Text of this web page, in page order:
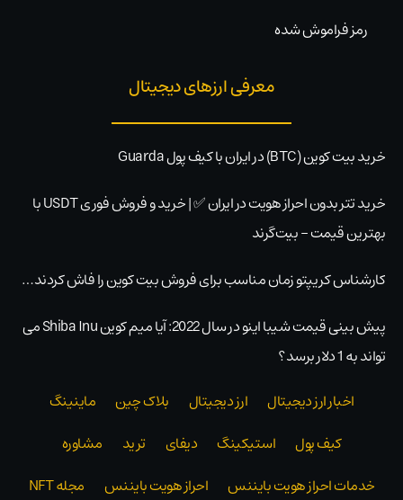
رمز فراموش شده
معرفی ارزهای دیجیتال
خرید بیت کوین (BTC) در ایران با کیف پول Guarda
خرید تتر بدون احراز هویت در ایران ✅ | خرید و فروش فوری USDT با
بهترین قیمت – بیت‌گرند
کارشناس کریپتو زمان مناسب برای فروش بیت کوین را فاش کردند…
پیش بینی قیمت شیبا اینو در سال 2022: آیا میم کوین Shiba Inu می
تواند به 1 دلار برسد؟
اخبار ارز دیجیتال
ارز دیجیتال بلاک‌ چین
ماینینگ
کیف پول
استیکینگ دیفای ترید
مشاوره
خدمات احراز هویت بایننس
احراز هویت بایننس
مجله NFT